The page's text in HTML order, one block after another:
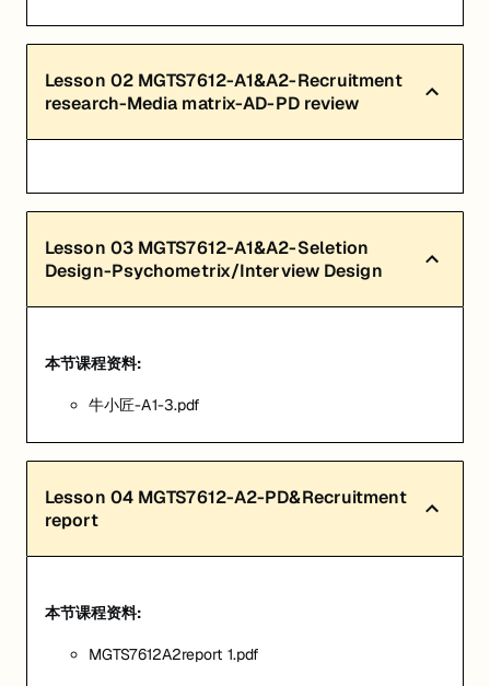
Lesson 02 MGTS7612-A1&A2-Recruitment
research-Media matrix-AD-PD review
Lesson 03 MGTS7612-A1&A2-Seletion
Design-Psychometrix/Interview Design
本节课程资料:
牛小匠-A1-3.pdf
Lesson 04 MGTS7612-A2-PD&Recruitment
report
本节课程资料:
MGTS7612A2report 1.pdf